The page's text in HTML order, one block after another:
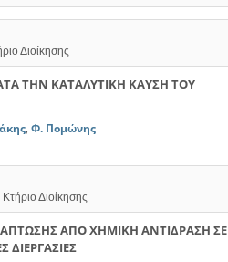
Διοίκησης
ΤΗΝ ΚΑΤΑΛΥΤΙΚΗ ΚΑΥΣΗ ΤΟΥ
, Φ. Πομώνης
Διοίκησης
ΑΠΟ ΧΗΜΙΚΗ ΑΝΤΙΔΡΑΣΗ ΣΕ
ΔΙΕΡΓΑΣΙΕΣ